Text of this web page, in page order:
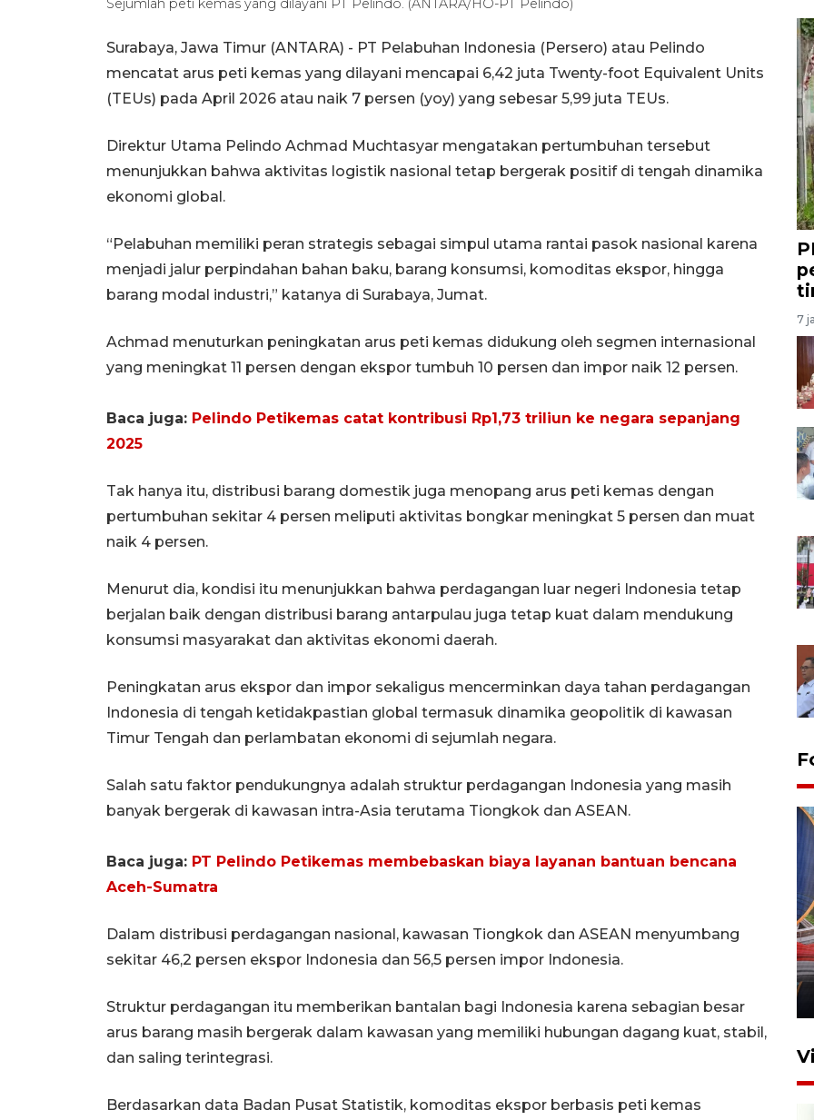
Sejumlah peti kemas yang dilayani PT Pelindo. (ANTARA/HO-PT Pelindo)
Surabaya, Jawa Timur (ANTARA) - PT Pelabuhan Indonesia (Persero) atau Pelindo
mencatat arus peti kemas yang dilayani mencapai 6,42 juta Twenty-foot Equivalent Units
(TEUs) pada April 2026 atau naik 7 persen (yoy) yang sebesar 5,99 juta TEUs.
Direktur Utama Pelindo Achmad Muchtasyar mengatakan pertumbuhan tersebut
menunjukkan bahwa aktivitas logistik nasional tetap bergerak positif di tengah dinamika
ekonomi global.
“Pelabuhan memiliki peran strategis sebagai simpul utama rantai pasok nasional karena
menjadi jalur perpindahan bahan baku, barang konsumsi, komoditas ekspor, hingga
barang modal industri,” katanya di Surabaya, Jumat.
Achmad menuturkan peningkatan arus peti kemas didukung oleh segmen internasional
yang meningkat 11 persen dengan ekspor tumbuh 10 persen dan impor naik 12 persen.
Baca juga: Pelindo Petikemas catat kontribusi Rp1,73 triliun ke negara sepanjang
2025
Tak hanya itu, distribusi barang domestik juga menopang arus peti kemas dengan
pertumbuhan sekitar 4 persen meliputi aktivitas bongkar meningkat 5 persen dan muat
naik 4 persen.
Menurut dia, kondisi itu menunjukkan bahwa perdagangan luar negeri Indonesia tetap
berjalan baik dengan distribusi barang antarpulau juga tetap kuat dalam mendukung
konsumsi masyarakat dan aktivitas ekonomi daerah.
Peningkatan arus ekspor dan impor sekaligus mencerminkan daya tahan perdagangan
Indonesia di tengah ketidakpastian global termasuk dinamika geopolitik di kawasan
Timur Tengah dan perlambatan ekonomi di sejumlah negara.
Salah satu faktor pendukungnya adalah struktur perdagangan Indonesia yang masih
banyak bergerak di kawasan intra-Asia terutama Tiongkok dan ASEAN.
Baca juga: PT Pelindo Petikemas membebaskan biaya layanan bantuan bencana
Aceh-Sumatra
Dalam distribusi perdagangan nasional, kawasan Tiongkok dan ASEAN menyumbang
sekitar 46,2 persen ekspor Indonesia dan 56,5 persen impor Indonesia.
Struktur perdagangan itu memberikan bantalan bagi Indonesia karena sebagian besar
arus barang masih bergerak dalam kawasan yang memiliki hubungan dagang kuat, stabil,
dan saling terintegrasi.
Berdasarkan data Badan Pusat Statistik, komoditas ekspor berbasis peti kemas
7
Komisi V DPR tinjau
perlintasan sebidang di
Stasiun Bogor